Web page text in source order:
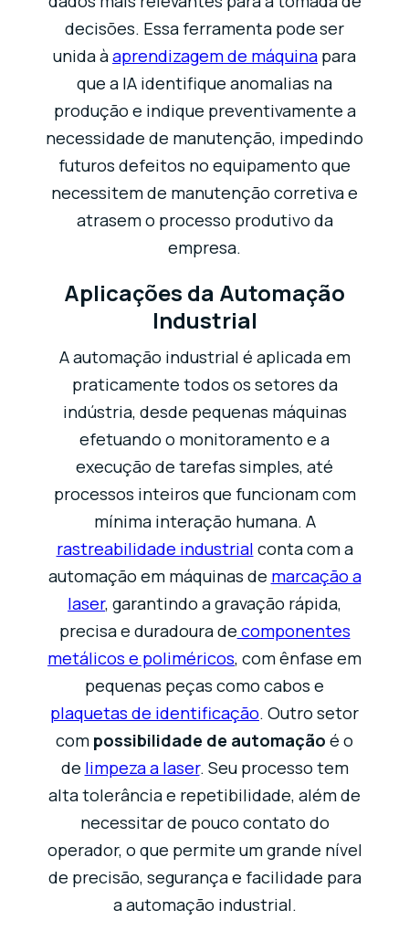
decisões. Essa ferramenta pode ser
unida àaprendizagem de máquina para
que a IA identifique anomalias na
produção e indique preventivamente a
necessidade de manutenção, impedindo
futuros defeitos no equipamento que
necessitem de manutenção corretiva e
atrasem o processo produtivo da
empresa.
Aplicações da Automação
Industrial
A automação industrial é aplicada em
praticamente todos os setores da
indústria, desde pequenas máquinas
efetuando o monitoramento e a
execução de tarefas simples, até
processos inteiros que funcionam com
mínima interação humana. A
rastreabilidade industrial conta com a
automação em máquinas de marcação a
laser, garantindo a gravação rápida,
precisa e duradoura de componentes
metálicos e poliméricos, com ênfase em
pequenas peças como cabos e
plaquetas de identificação. Outro setor
com possibilidade de automação é o
de limpeza a laser. Seu processo tem
alta tolerância e repetibilidade, além de
necessitar de pouco contato do
operador, o que permite um grande nível
de precisão, segurança e facilidade para
a automação industrial.